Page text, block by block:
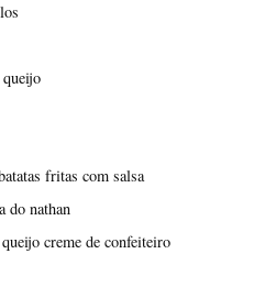
fritas com salsa
do nathan
creme de confeiteiro